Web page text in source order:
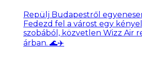
Repülj Budapestről
Fedezd fel a várost egy
szobából, közvetlen Wizz Air
árban. 🌊✈️